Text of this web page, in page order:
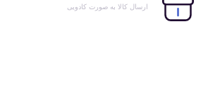
ارسال کالا به صورت کادویی